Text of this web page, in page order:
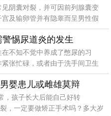
见阴囊对裂，并可因前列腺囊变
及输卵管并有隐睾而呈男性假
惕尿道炎的发生
不知不觉中养成了憋尿的习
张忙碌，或者由于洗手间卫生
婴患儿或雌雄莫辩
，孩子长大后能自己好转
，一定要做矫正手术吗？多大岁